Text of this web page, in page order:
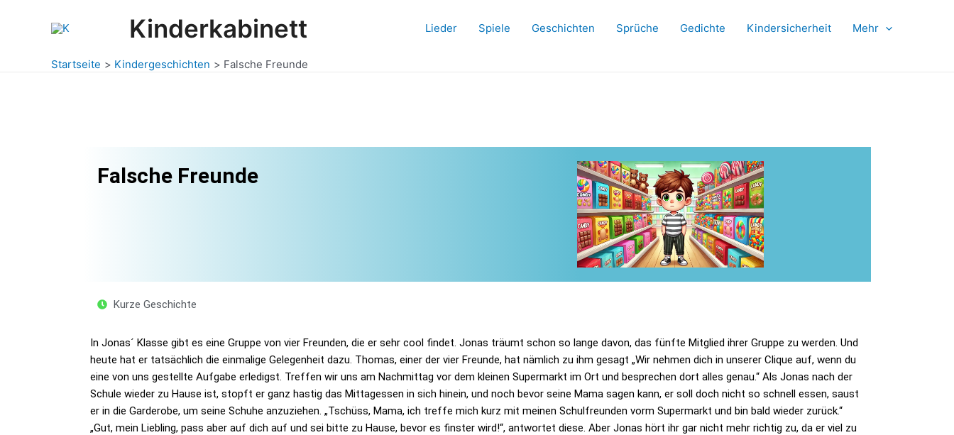
Kinderkabinett Lieder Spiele Geschichten Sprüche Gedichte Kindersicherheit Mehr
Startseite Kindergeschichten Falsche Freunde
Falsche Freunde
Kurze Geschichte
In Jonas´ Klasse gibt es eine Gruppe von vier Freunden, die er sehr cool findet. Jonas träumt schon so lange davon, das fünfte Mitglied ihrer Gruppe zu werden. Und
heute hat er tatsächlich die einmalige Gelegenheit dazu. Thomas, einer der vier Freunde, hat nämlich zu ihm gesagt „Wir nehmen dich in unserer Clique auf, wenn du
eine von uns gestellte Aufgabe erledigst. Treffen wir uns am Nachmittag vor dem kleinen Supermarkt im Ort und besprechen dort alles genau.“ Als Jonas nach der
Schule wieder zu Hause ist, stopft er ganz hastig das Mittagessen in sich hinein, und noch bevor seine Mama sagen kann, er soll doch nicht so schnell essen, saust
er in die Garderobe, um seine Schuhe anzuziehen. „Tschüss, Mama, ich treffe mich kurz mit meinen Schulfreunden vorm Supermarkt und bin bald wieder zurück.“
„Gut, mein Liebling, pass aber auf dich auf und sei bitte zu Hause, bevor es finster wird!“, antwortet diese. Aber Jonas hört ihr gar nicht mehr richtig zu, da er viel zu
navigation